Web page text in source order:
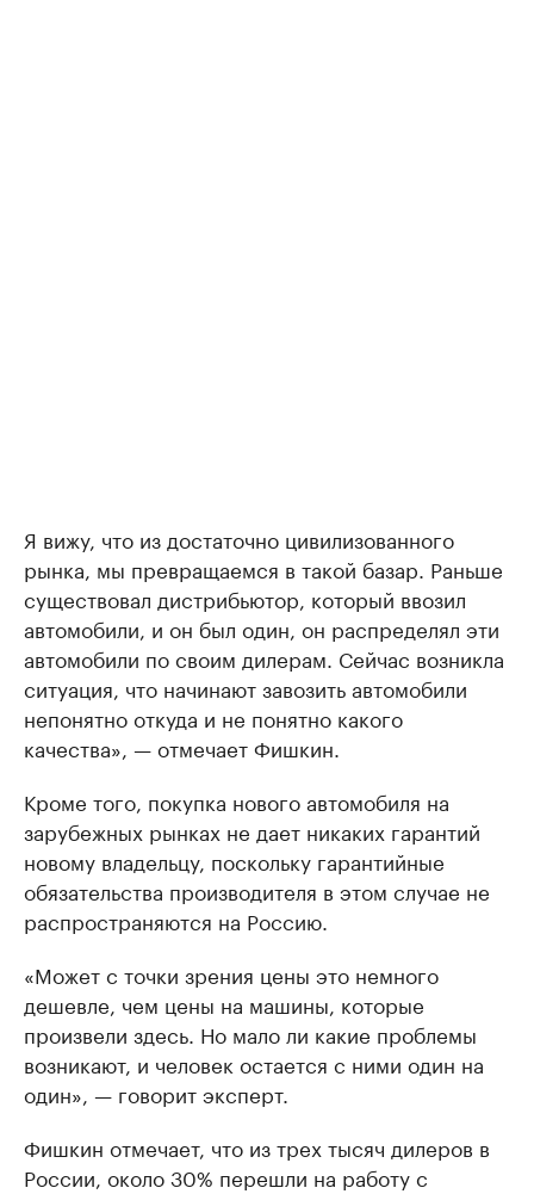
Я вижу, что из достаточно цивилизованного
рынка, мы превращаемся в такой базар. Раньше
существовал дистрибьютор, который ввозил
автомобили, и он был один, он распределял эти
автомобили по своим дилерам. Сейчас возникла
ситуация, что начинают завозить автомобили
непонятно откуда и не понятно какого
качества», — отмечает Фишкин.
Кроме того, покупка нового автомобиля на
зарубежных рынках не дает никаких гарантий
новому владельцу, поскольку гарантийные
обязательства производителя в этом случае не
распространяются на Россию.
«Может с точки зрения цены это немного
дешевле, чем цены на машины, которые
произвели здесь. Но мало ли какие проблемы
возникают, и человек остается с ними один на
один», — говорит эксперт.
Фишкин отмечает, что из трех тысяч дилеров в
России, около 30% перешли на работу с